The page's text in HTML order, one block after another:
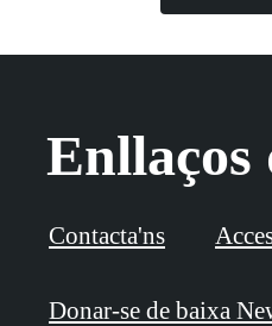
Contacta'ns
Donar-se de baixa